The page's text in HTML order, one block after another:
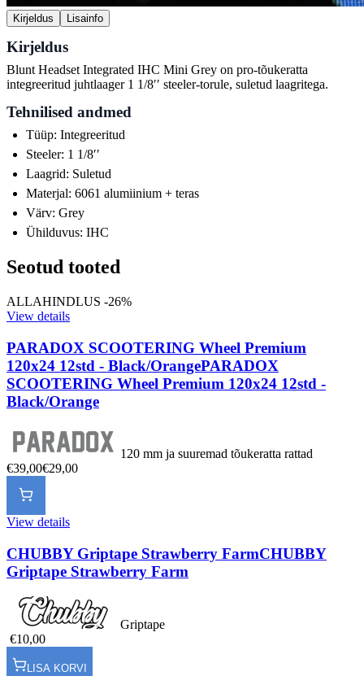
Kirjeldus Lisainfo
Kirjeldus
Blunt Headset Integrated IHC Mini Grey on pro-tõukeratta
integreeritud juhtlaager 1 1/8ʹʹ steeler-torule, suletud laagritega.
Tehnilised andmed
Tüüp: Integreeritud
Steeler: 1 1/8ʹʹ
Laagrid: Suletud
Materjal: 6061 alumiinium + teras
Värv: Grey
Ühilduvus: IHC
Seotud tooted
ALLAHINDLUS -26%
View details
PARADOX SCOOTERING Wheel Premium
120x24 12std - Black/OrangePARADOX
SCOOTERING Wheel Premium 120x24 12std -
Black/Orange
120 mm ja suuremad tõukeratta rattad
€39,00€29,00
View details
CHUBBY Griptape Strawberry FarmCHUBBY
Griptape Strawberry Farm
Griptape
€10,00
LISA KORVI